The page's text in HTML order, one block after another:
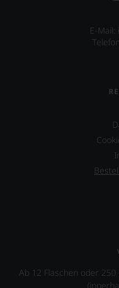
E-Mail:
Ab 12 Flaschen oder